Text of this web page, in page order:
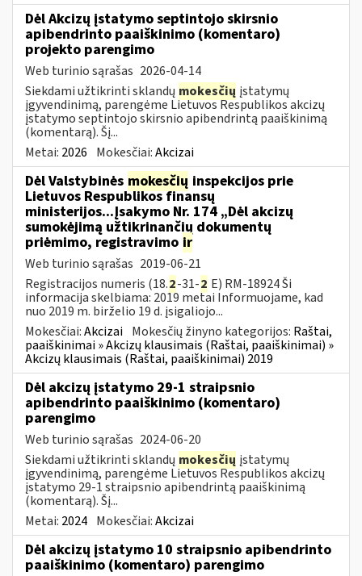
Dėl Akcizų įstatymo septintojo skirsnio
apibendrinto paaiškinimo (komentaro)
projekto parengimo
Web turinio sąrašas 2026-04-14
Siekdami užtikrinti sklandų mokesčių įstatymų
įgyvendinimą, parengėme Lietuvos Respublikos akcizų
įstatymo septintojo skirsnio apibendrintą paaiškinimą
(komentarą). Šį...
Metai: 2026 Mokesčiai:Akcizai
Dėl Valstybinės mokesčių inspekcijos prie
Lietuvos Respublikos finansų
ministerijos...Įsakymo Nr. 174 „Dėl akcizų
sumokėjimą užtikrinančių dokumentų
priėmimo, registravimo ir
Web turinio sąrašas 2019-06-21
Registracijos numeris (18.2-31-2 E) RM-18924 Ši
informacija skelbiama: 2019 metai Informuojame, kad
nuo 2019 m. birželio 19 d. įsigaliojo...
Mokesčiai:Akcizai Mokesčių žinyno kategorijos: Raštai,
paaiškinimai » Akcizų klausimais (Raštai, paaiškinimai) »
Akcizų klausimais (Raštai, paaiškinimai) 2019
Dėl akcizų įstatymo 29-1 straipsnio
apibendrinto paaiškinimo (komentaro)
parengimo
Web turinio sąrašas 2024-06-20
Siekdami užtikrinti sklandų mokesčių įstatymų
įgyvendinimą, parengėme Lietuvos Respublikos akcizų
įstatymo 29-1 straipsnio apibendrintą paaiškinimą
(komentarą). Šį...
Metai: 2024 Mokesčiai:Akcizai
Dėl akcizų įstatymo 10 straipsnio apibendrinto
paaiškinimo (komentaro) parengimo